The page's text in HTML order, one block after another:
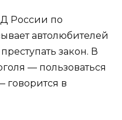
России по
автолюбителей
закон. В
— пользоваться
говорится в